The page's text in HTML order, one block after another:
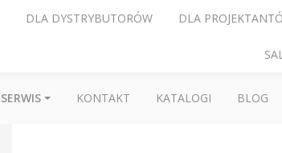
DLA DYSTRYBUTORÓW DLA
SERWIS KONTAKT KATALOGI BLOG